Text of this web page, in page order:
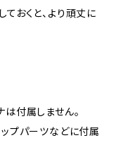
おくと、より頑丈に
付属しません。
プパーツなどに付属